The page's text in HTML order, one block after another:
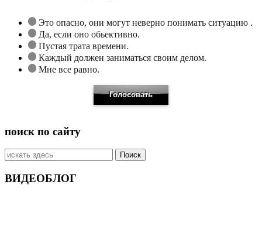
Это опасно, они могут неверно понимать ситуацию .
Да, если оно обьективно.
Пустая трата времени.
Каждый должен заниматься своим делом.
Мне все равно.
поиск по сайту
Искать:
ВИДЕОБЛОГ